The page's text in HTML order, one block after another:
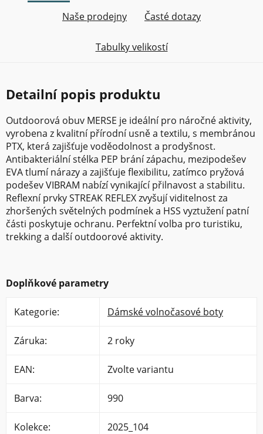
Naše prodejny Časté dotazy
Tabulky velikostí
Detailní popis produktu
Outdoorová obuv MERSE je ideální pro náročné aktivity,
vyrobena z kvalitní přírodní usně a textilu, s membránou
PTX, která zajišťuje voděodolnost a prodyšnost.
Antibakteriální stélka PEP brání zápachu, mezipodešev
EVA tlumí nárazy a zajišťuje flexibilitu, zatímco pryžová
podešev VIBRAM nabízí vynikající přilnavost a stabilitu.
Reflexní prvky STREAK REFLEX zvyšují viditelnost za
zhoršených světelných podmínek a HSS vyztužení patní
části poskytuje ochranu. Perfektní volba pro turistiku,
trekking a další outdoorové aktivity.
Doplňkové parametry
Kategorie: Dámské volnočasové boty
Záruka: 2 roky
EAN: Zvolte variantu
Barva: 990
Kolekce: 2025_104